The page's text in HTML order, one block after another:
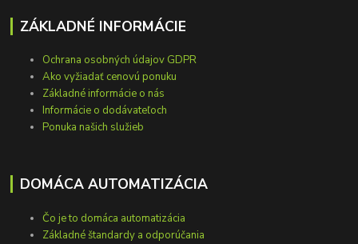
ZÁKLADNÉ INFORMÁCIE
Ochrana osobných údajov GDPR
Ako vyžiadať cenovú ponuku
Základné informácie o nás
Informácie o dodávateľoch
Ponuka našich služieb
DOMÁCA AUTOMATIZÁCIA
Čo je to domáca automatizácia
Základné štandardy a odporúčania